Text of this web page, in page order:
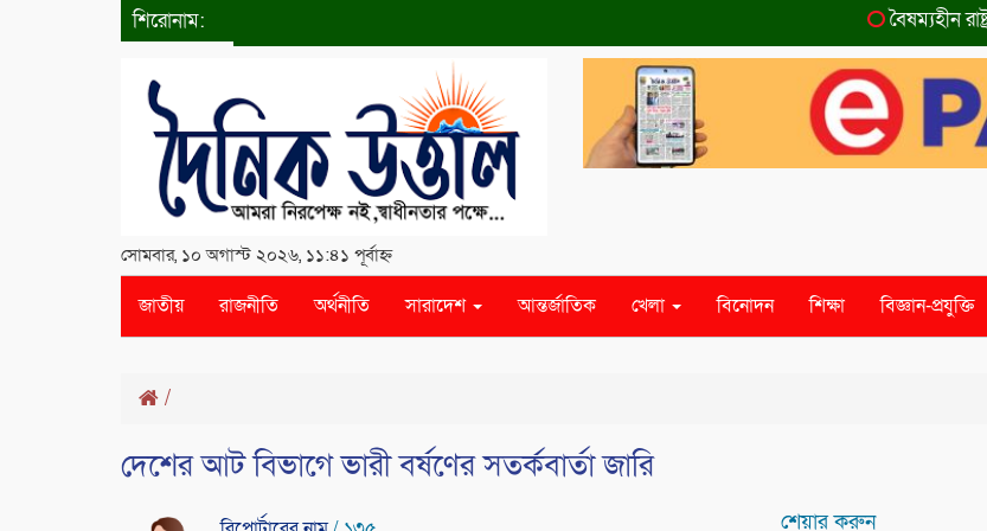
শিরোনাম: বৈষম্যহীন রাষ্ট্র
সোমবার, ১০ অগাস্ট ২০২৬, ১১:৪১ পূর্বাহ্ন
জাতীয় রাজনীতি অর্থনীতি সারাদেশ আন্তর্জাতিক খেলা বিনোদন শিক্ষা বিজ্ঞান-প্রযুক্তি
/
দেশের আট বিভাগে ভারী বর্ষণের সতর্কবার্তা জারি
শেয়ার করুন